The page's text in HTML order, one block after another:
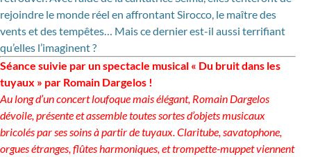
rejoindre le monde réel en affrontant Sirocco, le maître des
vents et des tempêtes… Mais ce dernier est-il aussi terrifiant
qu’elles l’imaginent ?
Séance suivie par un spectacle musical « Du bruit dans les
tuyaux » par Romain Dargelos !
Au long d’un concert loufoque mais élégant, Romain Dargelos
dévoile, présente et assemble toutes sortes d’objets musicaux
bricolés par ses soins à partir de tuyaux. Claritube, savatophone,
orgues étranges, flûtes harmoniques, et trompette-muppet viennent